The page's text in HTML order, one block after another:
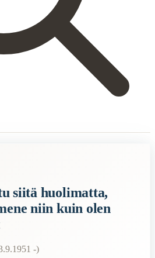
siitä huolimatta,
niin kuin olen
-)